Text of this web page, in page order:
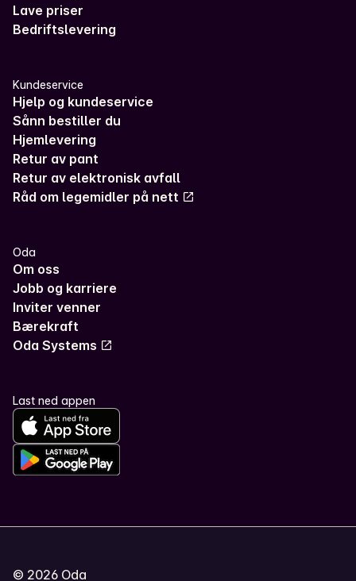
Lave priser
Bedriftslevering
Kundeservice
Hjelp og kundeservice
Sånn bestiller du
Hjemlevering
Retur av pant
Retur av elektronisk avfall
Råd om legemidler på nett
Oda
Om oss
Jobb og karriere
Inviter venner
Bærekraft
Oda Systems
Last ned appen
© 2026 Oda